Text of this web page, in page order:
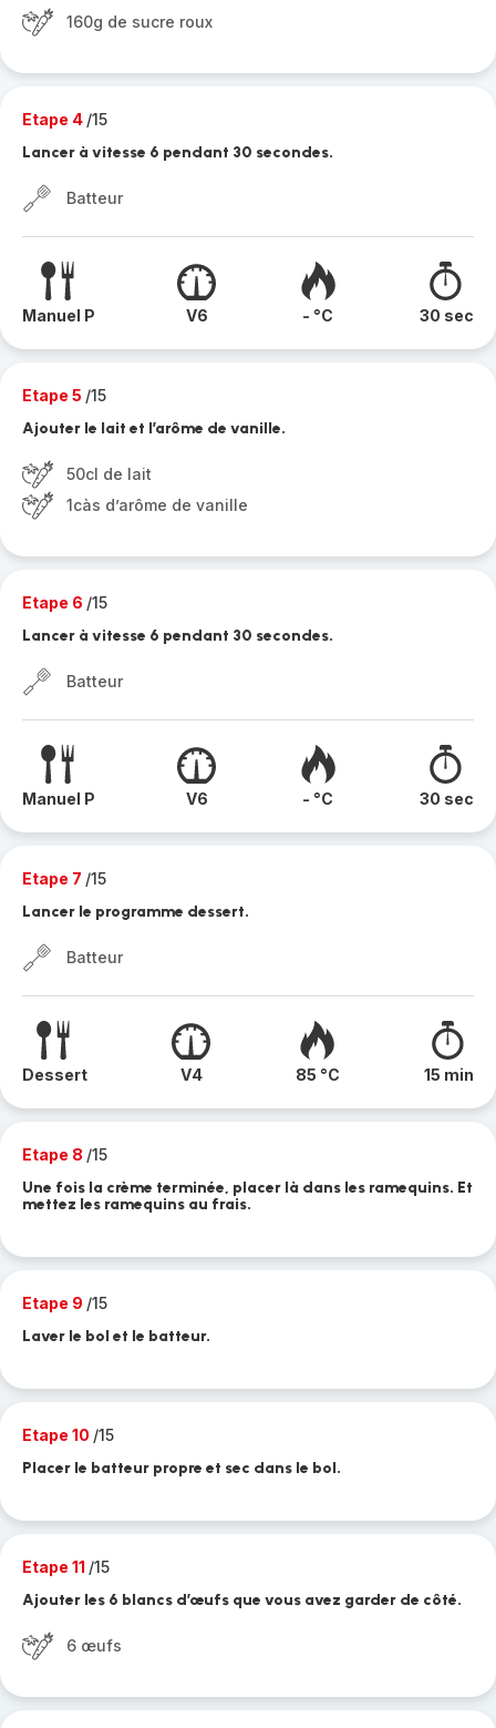
160g de sucre roux
Etape 4 /15
Lancer à vitesse 6 pendant 30 secondes.
Batteur
Manuel P V6 - °C 30 sec
Etape 5 /15
Ajouter le lait et l’arôme de vanille.
50cl de lait
1càs d’arôme de vanille
Etape 6 /15
Lancer à vitesse 6 pendant 30 secondes.
Batteur
Manuel P V6 - °C 30 sec
Etape 7 /15
Lancer le programme dessert.
Batteur
Dessert V4 85 °C 15 min
Etape 8 /15
Une fois la crème terminée, placer là dans les ramequins. Et
mettez les ramequins au frais.
Etape 9 /15
Laver le bol et le batteur.
Etape 10 /15
Placer le batteur propre et sec dans le bol.
Etape 11 /15
Ajouter les 6 blancs d’œufs que vous avez garder de côté.
6 œufs